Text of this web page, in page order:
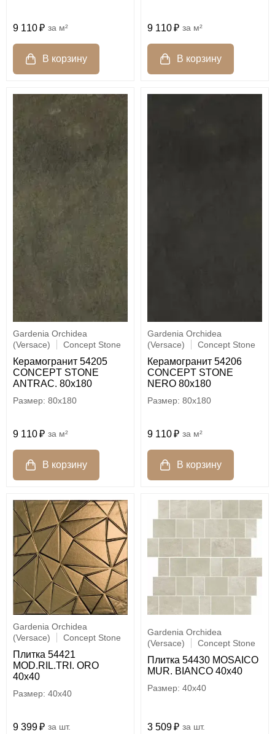
9 110 м² 9 110 м²
Gardenia Orchidea
(Versace)
Concept Stone
Керамогранит 54205
CONCEPT STONE
ANTRAC. 80x180
80x180
9 110 м²
Gardenia Orchidea
(Versace)
Concept Stone
Керамогранит 54206
CONCEPT STONE
NERO 80x180
80x180
9 110 м²
Gardenia Orchidea
(Versace)
Concept Stone
Плитка 54421
MOD.RIL.TRI. ORO
40x40
40x40
9 399 шт.
Gardenia Orchidea
(Versace)
Concept Stone
Плитка 54430 MOSAICO
MUR. BIANCO 40x40
40x40
3 509 шт.